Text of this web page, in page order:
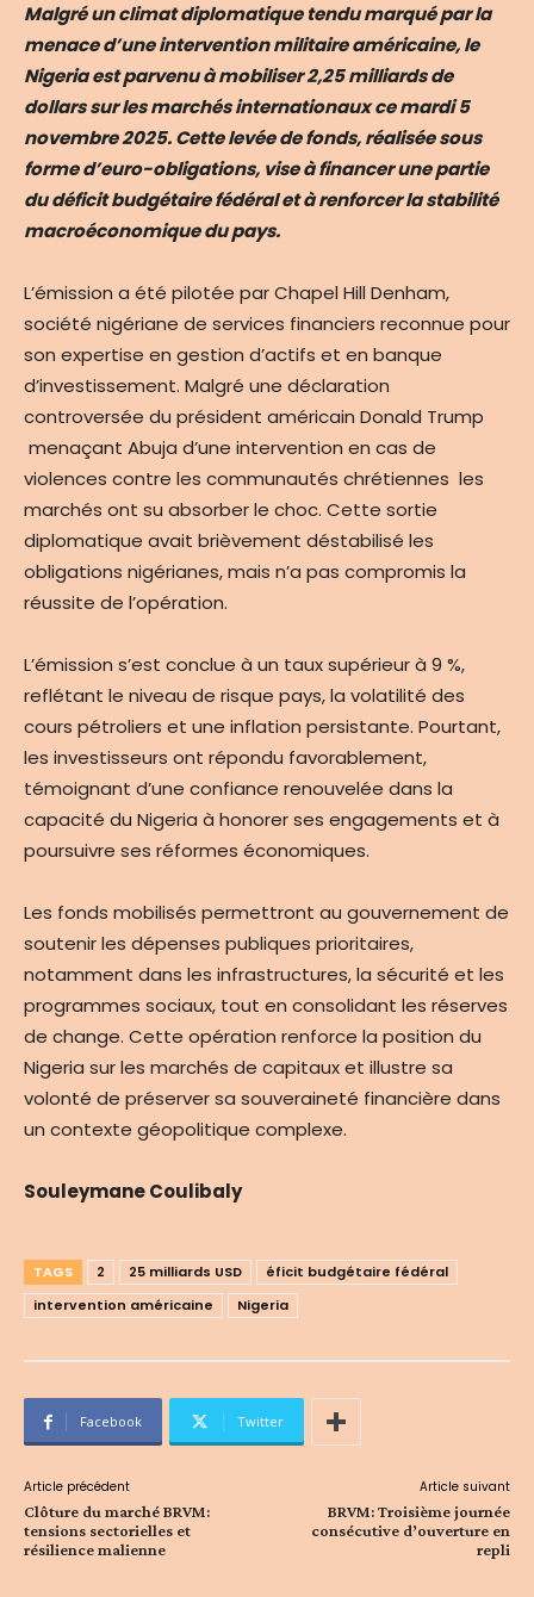
Malgré un climat diplomatique tendu marqué par la
menace d’une intervention militaire américaine, le
Nigeria est parvenu à mobiliser 2,25 milliards de
dollars sur les marchés internationaux ce mardi 5
novembre 2025. Cette levée de fonds, réalisée sous
forme d’euro-obligations, vise à financer une partie
du déficit budgétaire fédéral et à renforcer la stabilité
macroéconomique du pays.
L’émission a été pilotée par Chapel Hill Denham,
société nigériane de services financiers reconnue pour
son expertise en gestion d’actifs et en banque
d’investissement. Malgré une déclaration
controversée du président américain Donald Trump
menaçant Abuja d’une intervention en cas de
violences contre les communautés chrétiennes les
marchés ont su absorber le choc. Cette sortie
diplomatique avait brièvement déstabilisé les
obligations nigérianes, mais n’a pas compromis la
réussite de l’opération.
L’émission s’est conclue à un taux supérieur à 9 %,
reflétant le niveau de risque pays, la volatilité des
cours pétroliers et une inflation persistante. Pourtant,
les investisseurs ont répondu favorablement,
témoignant d’une confiance renouvelée dans la
capacité du Nigeria à honorer ses engagements et à
poursuivre ses réformes économiques.
Les fonds mobilisés permettront au gouvernement de
soutenir les dépenses publiques prioritaires,
notamment dans les infrastructures, la sécurité et les
programmes sociaux, tout en consolidant les réserves
de change. Cette opération renforce la position du
Nigeria sur les marchés de capitaux et illustre sa
volonté de préserver sa souveraineté financière dans
un contexte géopolitique complexe.
Souleymane Coulibaly
TAGS 2 25 milliards USD
éficit budgétaire fédéral
intervention américaine
Nigeria
Facebook Twitter
Article précédent
Clôture du marché BRVM:
tensions sectorielles et
résilience malienne
Article suivant
BRVM: Troisième journée
consécutive d’ouverture en
repli